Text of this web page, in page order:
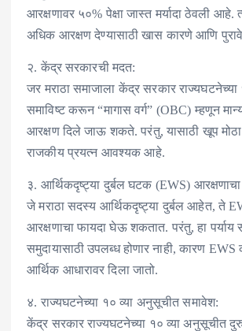
आरक्षणावर ५०% पेक्षा जास्त मर्यादा ठेवली आहे.
अधिक आरक्षण देण्यासाठी खास कारणे आणि पुरावे
२. केंद्र सरकारची मदत:
जर मराठा समाजाला केंद्र सरकार
समाविष्ट करून “मागास वर्ग” (OBC) म्हणून
आरक्षण दिले जाऊ शकते. परंतु, यासाठी खूप
राजकीय प्रयत्न आवश्यक आहे.
३. आर्थिकदृष्ट्या दुर्बल घटक (EWS) आरक्षणाचा
जे मराठा सदस्य आर्थिकदृष्ट्या दुर्बल आहेत, ते
आरक्षणाचा फायदा घेऊ शकतात. परंतु, हा पर्याय
समुदायासाठी उपलब्ध होणार नाही, कारण
आर्थिक आधारावर दिला जातो.
४. राज्यघटनेच्या १० व्या अनुसूचीत समावेश:
केंद्र सरकार राज्यघटनेच्या १० व्या अनुसूचीत